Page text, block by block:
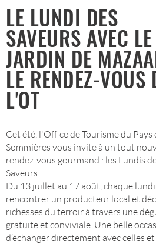
LE LUNDI DES
SAVEURS AVEC LE
JARDIN DE
LE RENDEZ-VOUS
L'OT
Cet été, l'Office de Tourisme du Pays
Sommières vous invite à un tout
rendez-vous gourmand : les Lundis
Saveurs !
Du 13 juillet au 17 août, chaque
rencontrer un producteur local et
richesses du terroir à travers une
gratuite et conviviale. Une belle
d’échanger directement avec celles